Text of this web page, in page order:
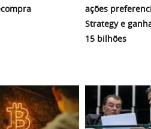
ações
Strategy e
15 bilhões